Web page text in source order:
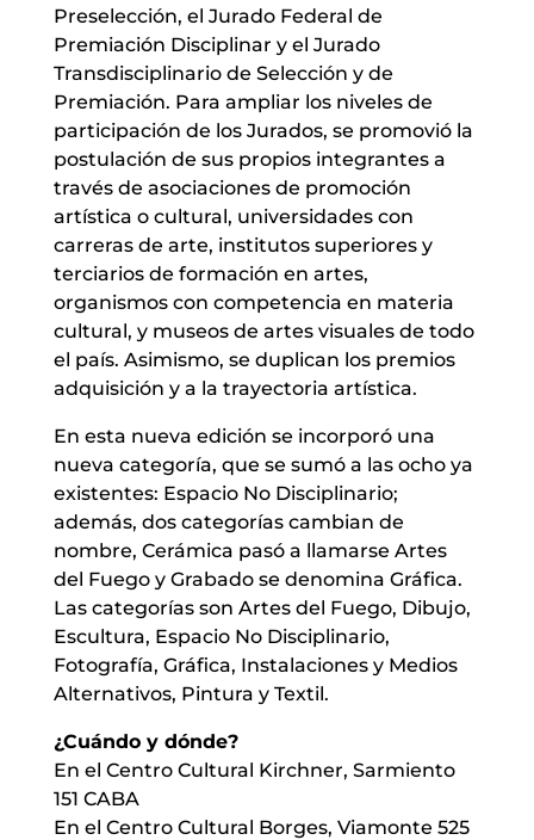
Preselección, el Jurado Federal de
Premiación Disciplinar y el Jurado
Transdisciplinario de Selección y de
Premiación. Para ampliar los niveles de
participación de los Jurados, se promovió la
postulación de sus propios integrantes a
través de asociaciones de promoción
artística o cultural, universidades con
carreras de arte, institutos superiores y
terciarios de formación en artes,
organismos con competencia en materia
cultural, y museos de artes visuales de todo
el país. Asimismo, se duplican los premios
adquisición y a la trayectoria artística.
En esta nueva edición se incorporó una
nueva categoría, que se sumó a las ocho ya
existentes: Espacio No Disciplinario;
además, dos categorías cambian de
nombre, Cerámica pasó a llamarse Artes
del Fuego y Grabado se denomina Gráfica.
Las categorías son Artes del Fuego, Dibujo,
Escultura, Espacio No Disciplinario,
Fotografía, Gráfica, Instalaciones y Medios
Alternativos, Pintura y Textil.
¿Cuándo y dónde?
En el Centro Cultural Kirchner, Sarmiento
151 CABA
En el Centro Cultural Borges, Viamonte 525